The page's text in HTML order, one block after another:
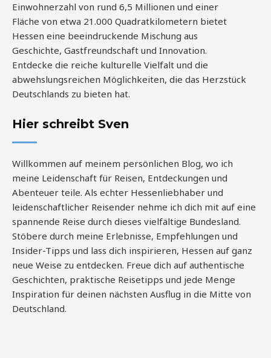
Einwohnerzahl von rund 6,5 Millionen und einer
Fläche von etwa 21.000 Quadratkilometern bietet
Hessen eine beeindruckende Mischung aus
Geschichte, Gastfreundschaft und Innovation.
Entdecke die reiche kulturelle Vielfalt und die
abwehslungsreichen Möglichkeiten, die das Herzstück
Deutschlands zu bieten hat.
Hier schreibt Sven
Willkommen auf meinem persönlichen Blog, wo ich
meine Leidenschaft für Reisen, Entdeckungen und
Abenteuer teile. Als echter Hessenliebhaber und
leidenschaftlicher Reisender nehme ich dich mit auf eine
spannende Reise durch dieses vielfältige Bundesland.
Stöbere durch meine Erlebnisse, Empfehlungen und
Insider-Tipps und lass dich inspirieren, Hessen auf ganz
neue Weise zu entdecken. Freue dich auf authentische
Geschichten, praktische Reisetipps und jede Menge
Inspiration für deinen nächsten Ausflug in die Mitte von
Deutschland.